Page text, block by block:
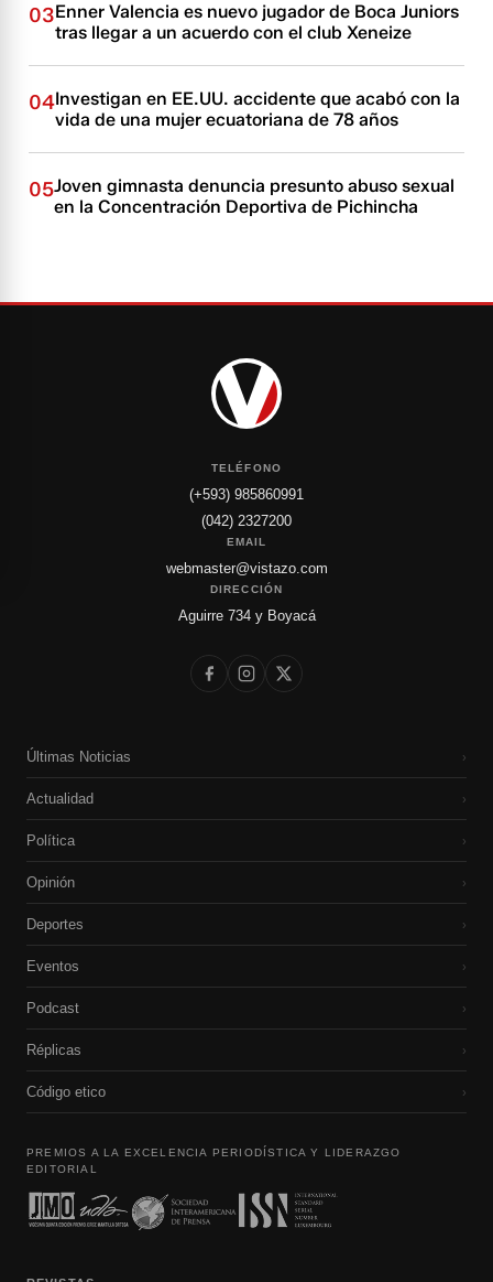
03Enner Valencia es nuevo jugador de Boca Juniors
tras llegar a un acuerdo con el club Xeneize
04Investigan en EE.UU. accidente que acabó con la
vida de una mujer ecuatoriana de 78 años
05Joven gimnasta denuncia presunto abuso sexual
en la Concentración Deportiva de Pichincha
TELÉFONO
(+593) 985860991
(042) 2327200
EMAIL
webmaster@vistazo.com
DIRECCIÓN
Aguirre 734 y Boyacá
Últimas Noticias ›
Actualidad ›
Política ›
Opinión ›
Deportes ›
Eventos ›
Podcast ›
Réplicas ›
Código etico ›
PREMIOS A LA EXCELENCIA PERIODÍSTICA Y LIDERAZGO
EDITORIAL